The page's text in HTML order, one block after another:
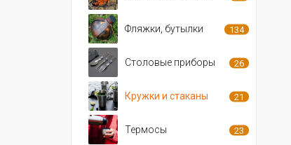
Фляжки, бутылки 134
Столовые приборы 26
Кружки и стаканы 21
Термосы 23